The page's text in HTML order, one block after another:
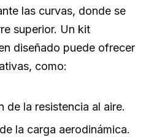
las curvas, donde se
superior. Un kit
diseñado puede ofrecer
como:
de la resistencia al aire.
la carga aerodinámica.